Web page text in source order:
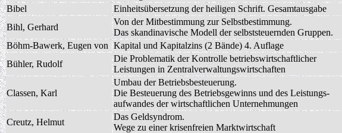
Bibel
Einheitsübersetzung der heiligen Schrift. Gesamtausgabe
Bihl, Gerhard
Von der Mitbestimmung zur Selbstbestimmung.
Das skandinavische Modell der selbststeuernden Gruppen.
Böhm-Bawerk, Eugen von Kapital und Kapitalzins (2 Bände) 4. Auflage
Bühler, Rudolf
Die Problematik der Kontrolle betriebswirtschaftlicher
Leistungen in Zentralverwaltungswirtschaften
Classen, Karl
Umbau der Betriebsbesteuerung.
Die Besteuerung des Betriebsgewinns und des Leistungs-
aufwandes der wirtschaftlichen Unternehmungen
Creutz, Helmut
Das Geldsyndrom.
Wege zu einer krisenfreien Marktwirtschaft